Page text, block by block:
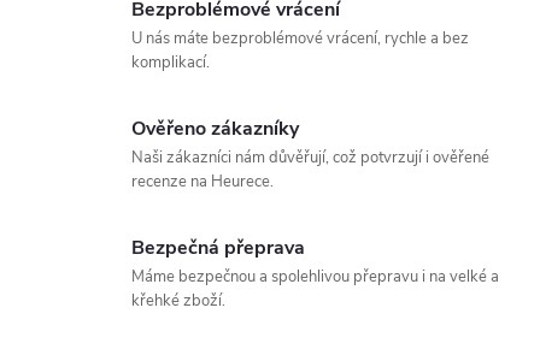
Bezproblémové vrácení
U nás máte bezproblémové vrácení, rychle a bez
komplikací.
Ověřeno zákazníky
Naši zákazníci nám důvěřují, což potvrzují i ověřené
recenze na Heurece.
Bezpečná přeprava
Máme bezpečnou a spolehlivou přepravu i na velké a
křehké zboží.